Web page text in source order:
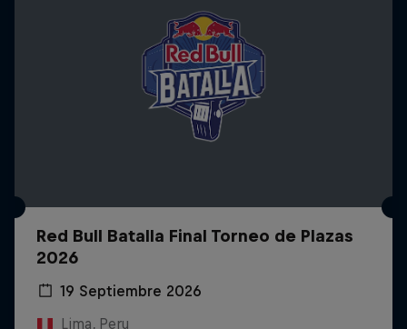
Red Bull Batalla Final Torneo de Plazas
2026
19 Septiembre 2026
Lima, Peru